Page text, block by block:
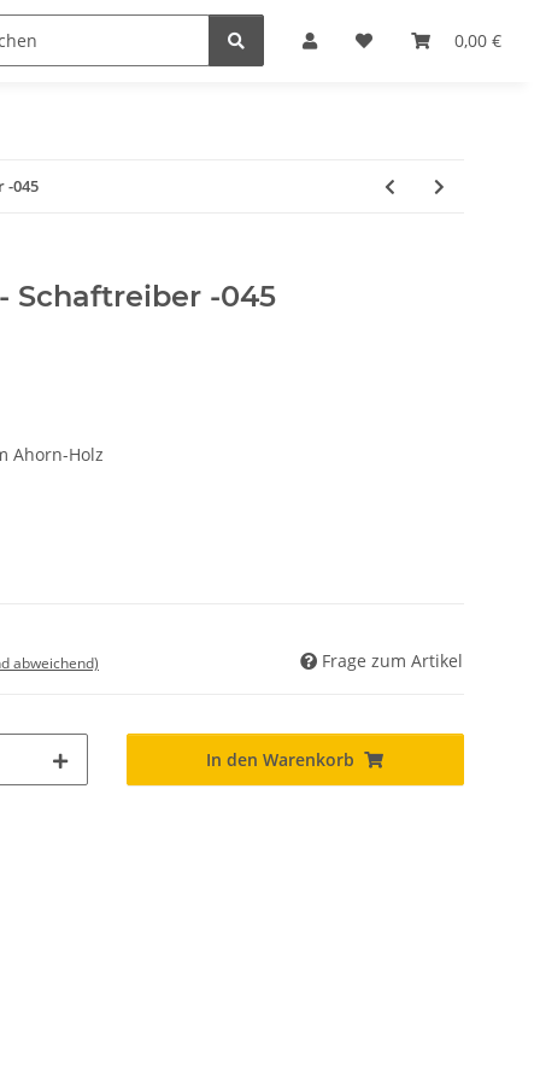
0,00 €
Krippenzubehör
-045
Schaftreiber -045
Ahorn-Holz
abweichend) Frage zum Artikel
In den Warenkorb